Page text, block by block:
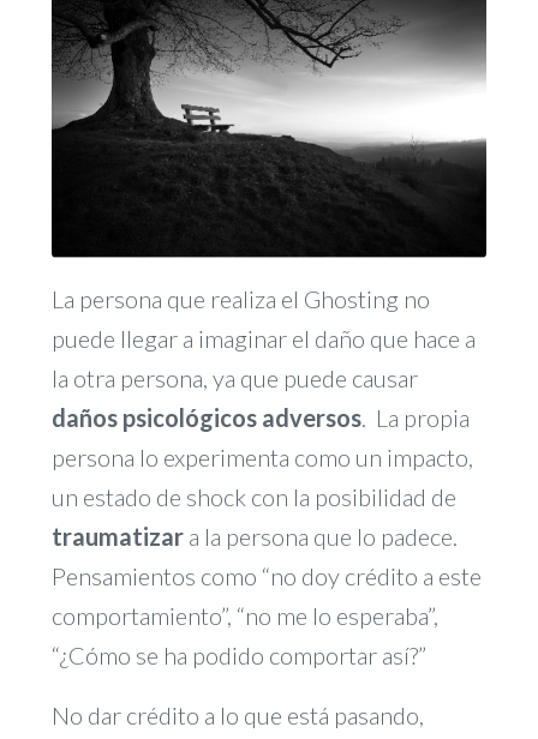
La persona que realiza el Ghosting no
puede llegar a imaginar el daño que hace a
la otra persona, ya que puede causar
daños psicológicos adversos. La propia
persona lo experimenta como un impacto,
un estado de shock con la posibilidad de
traumatizara la persona que lo padece.
Pensamientos como “no doy crédito a este
comportamiento”, “no me lo esperaba”,
“¿Cómo se ha podido comportar así?”
No dar crédito a lo que está pasando,